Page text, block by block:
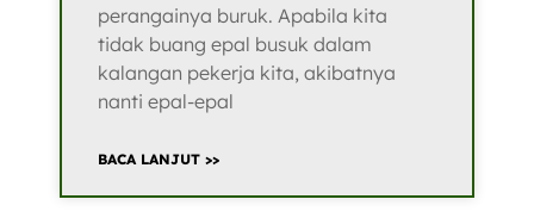
perangainya buruk. Apabila kita
tidak buang epal busuk dalam
kalangan pekerja kita, akibatnya
nanti epal-epal
BACA LANJUT >>